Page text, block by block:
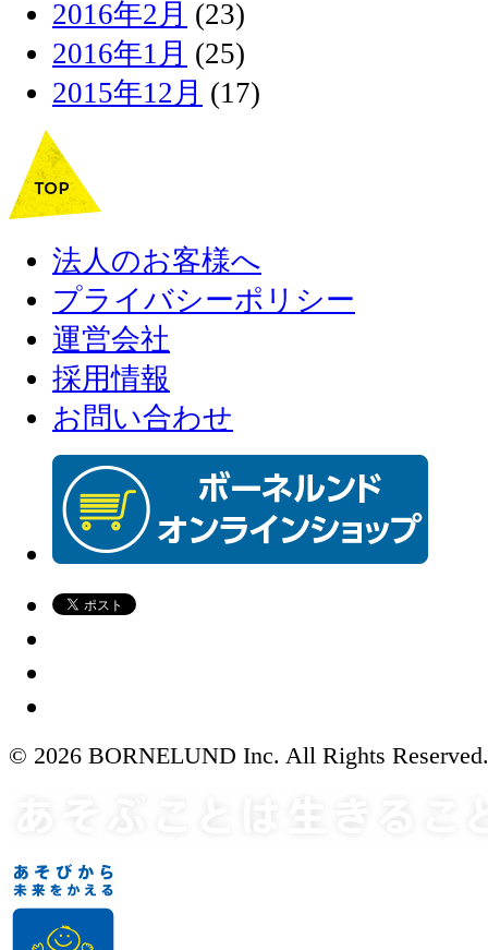
2016年2月 (23)
2016年1月 (25)
2015年12月 (17)
法人のお客様へ
プライバシーポリシー
運営会社
採用情報
お問い合わせ
© 2026 BORNELUND Inc. All Rights Reserved.